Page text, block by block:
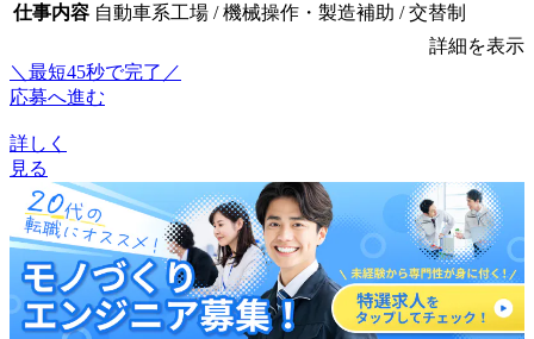
仕事内容 自動車系工場 / 機械操作・製造補助 / 交替制
詳細を表示
＼最短45秒で完了／
応募へ進む
詳しく
見る